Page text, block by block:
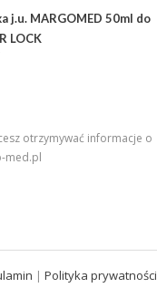
j.u. MARGOMED 50ml do
LOCK
otrzymywać informacje o
med.pl
| Polityka prywatności